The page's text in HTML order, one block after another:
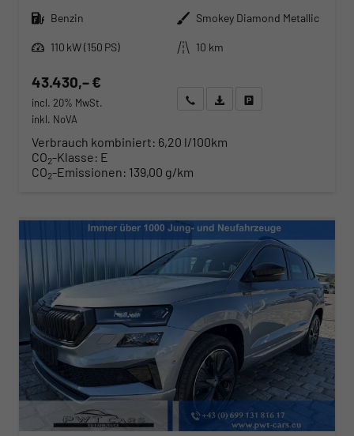
Kraftstoff Benzin Außenfarbe Smokey Diamond Metallic
Leistung
110 kW (150 PS) Kilometerstand 10 km
43.430,– €
incl. 20% MwSt.
inkl. NoVA
Wir rufen Sie anAngebot drucken (PDF)
Verbrauch kombiniert: 6,20 l/100km
CO2-Klasse: E
CO2-Emissionen: 139,00 g/km